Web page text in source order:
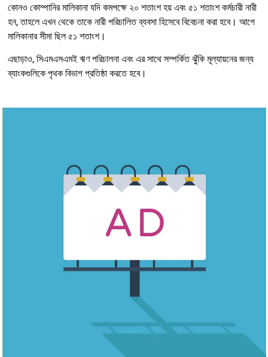
কোনও কোম্পানির মালিকানা যদি কমপক্ষে ২০ শতাংশ হয় এবং ৫১ শতাংশ কর্মচারী নারী
হন, তাহলে এখন থেকে তাকে নারী পরিচালিত ব্যবসা হিসেবে বিবেচনা করা হবে। আগে
মালিকানার সীমা ছিল ৫১ শতাংশ।
এছাড়াও, সিএমএসএমই ঋণ পরিচালনা এবং এর সাথে সম্পর্কিত ঝুঁকি মূল্যায়নের জন্য
ব্যাংকগুলিকে পৃথক বিভাগ প্রতিষ্ঠা করতে হবে।